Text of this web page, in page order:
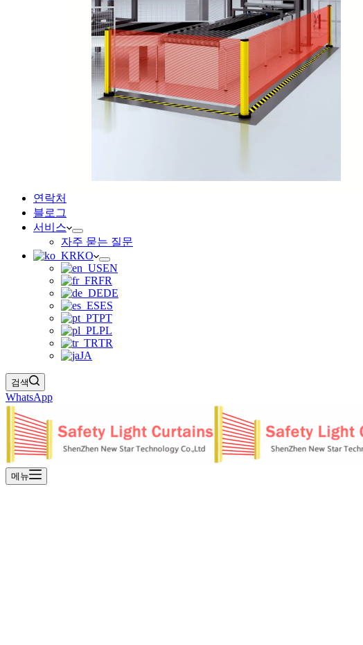
연락처
블로그
서비스
자주 묻는 질문
KO
EN
FR
DE
ES
PT
PL
TR
JA
검색
WhatsApp
메뉴